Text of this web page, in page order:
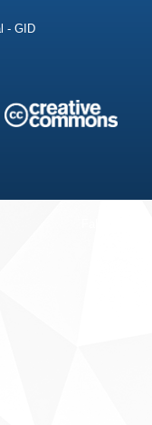
- GID